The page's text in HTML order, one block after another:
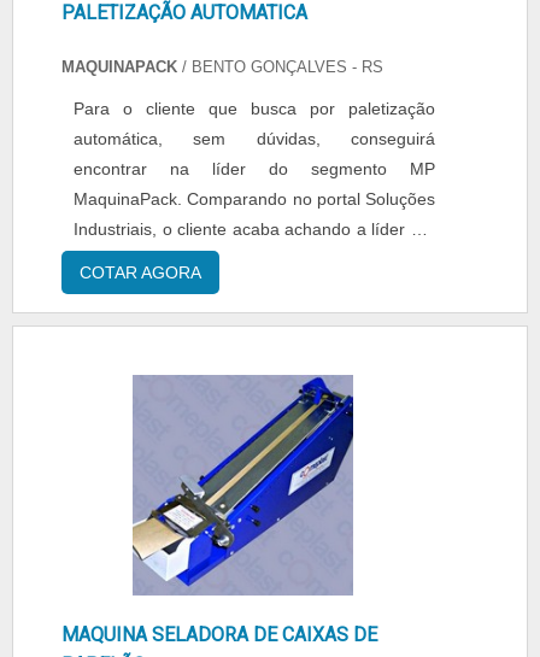
PALETIZAÇÃO AUTOMATICA
MAQUINAPACK / BENTO GONÇALVES - RS
Para o cliente que busca por paletização
automática, sem dúvidas, conseguirá
encontrar na líder do segmento MP
MaquinaPack. Comparando no portal Soluções
Industriais, o cliente acaba achando a líder em
qualidade. Com a MP MaquinaPack obterá
proteção com soluções para questões relativas
FUNCIONAMENTO DO PRODUTOA
paletização automática é projetada de forma a
atender as exigências de redução de espaço
de trabalho, alta velocidade, grande envelope
de trabalho, alta capacidade de carga,
confiabilidade, boa repetibilidade e facilidade
de manutenção. Além disso, é executada
utilizando:Painel elétrico;Sensores ópticos e
outros.A MP MaquinaPack foca seus recursos
COTAR AGORA
MAQUINA SELADORA DE CAIXAS DE